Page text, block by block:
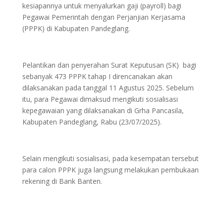
kesiapannya untuk menyalurkan gaji (payroll) bagi
Pegawai Pemerintah dengan Perjanjian Kerjasama
(PPPK) di Kabupaten Pandeglang.
Pelantikan dan penyerahan Surat Keputusan (SK) bagi
sebanyak 473 PPPK tahap I direncanakan akan
dilaksanakan pada tanggal 11 Agustus 2025. Sebelum
itu, para Pegawai dimaksud mengikuti sosialisasi
kepegawaian yang dilaksanakan di Grha Pancasila,
Kabupaten Pandeglang, Rabu (23/07/2025).
Selain mengikuti sosialisasi, pada kesempatan tersebut
para calon PPPK juga langsung melakukan pembukaan
rekening di Bank Banten.